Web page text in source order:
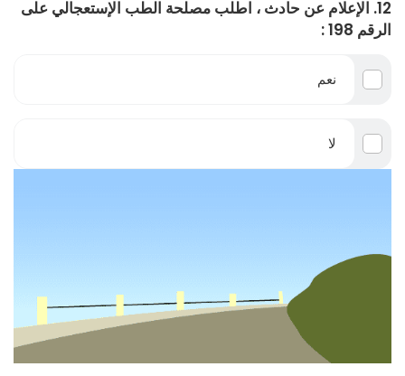
12. الإعلام عن حادث ، اطلب مصلحة الطب الإستعجالي على
الرقم 198 :
نعم
لا